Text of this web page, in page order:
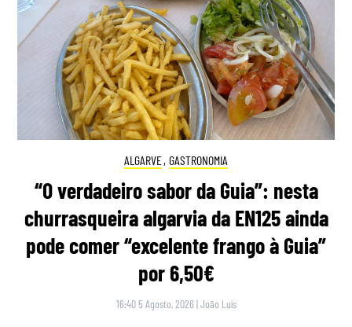
ALGARVE, GASTRONOMIA
“O verdadeiro sabor da Guia”: nesta
churrasqueira algarvia da EN125 ainda
pode comer “excelente frango à Guia”
por 6,50€
16:40 5 Agosto, 2026 |João Luís